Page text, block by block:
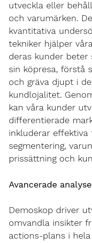
utveckla eller
och varumärken.
kvantitativa
tekniker hjälper
deras kunder beter
sin köpresa, förstå
och gräva djupt i
kundlojalitet.
kan våra kunder
differentierade
inkluderar effektiva
segmentering,
prissättning och
Avancerade
Demoskop driver
omvandla insikter
actions-plans i